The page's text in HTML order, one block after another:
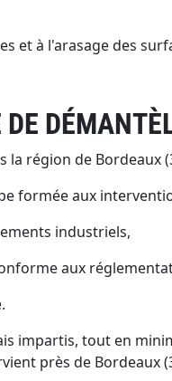
et à l'arasage des
région de Bordeaux
formée aux
industriels,
aux
impartis, tout en
près de Bordeaux